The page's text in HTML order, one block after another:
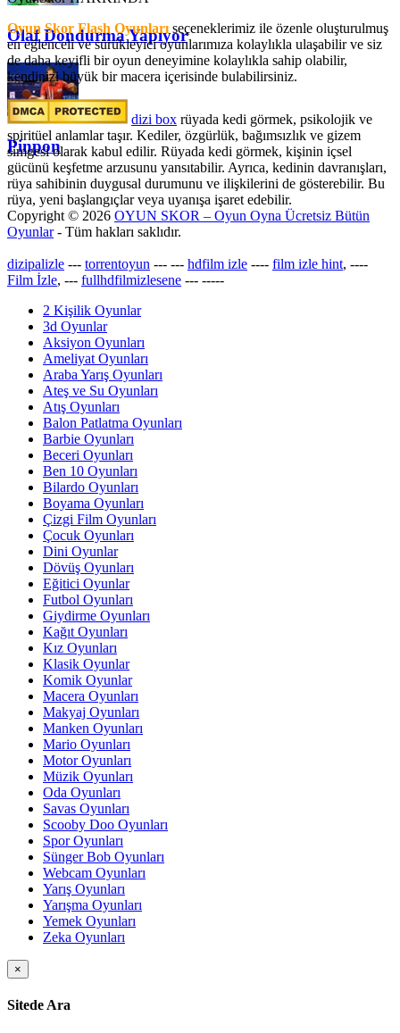
Olaf Dondurma Yapıyor
Pinpon
Oyun Skor Flash Oyunları seçeneklerimiz ile özenle oluşturulmuş
en eğlenceli ve sürükleyici oyunlarımıza kolaylıkla ulaşabilir ve siz
de daha keyifli bir oyun deneyimine kolaylıkla sahip olabilir,
kendinizi büyük bir macera içerisinde bulabilirsiniz.
dizi box rüyada kedi görmek​, psikolojik ve
spiritüel anlamlar taşır. Kediler, özgürlük, bağımsızlık ve gizem
simgesi olarak kabul edilir. Rüyada kedi görmek, kişinin içsel
gücünü keşfetme arzusunu yansıtabilir. Ayrıca, kedinin davranışları,
rüya sahibinin duygusal durumunu ve ilişkilerini de gösterebilir. Bu
rüya, yeni başlangıçlar veya uyanışa işaret edebilir.
Copyright © 2026 OYUN SKOR – Oyun Oyna Ücretsiz Bütün
Oyunlar- Tüm hakları saklıdır.
dizipalizle --- torrentoyun --- --- hdfilm izle ---- film izle hint, ----
Film İzle, --- fullhdfilmizlesene --- -----
2 Kişilik Oyunlar
3d Oyunlar
Aksiyon Oyunları
Ameliyat Oyunları
Araba Yarış Oyunları
Ateş ve Su Oyunları
Atış Oyunları
Balon Patlatma Oyunları
Barbie Oyunları
Beceri Oyunları
Ben 10 Oyunları
Bilardo Oyunları
Boyama Oyunları
Çizgi Film Oyunları
Çocuk Oyunları
Dini Oyunlar
Dövüş Oyunları
Eğitici Oyunlar
Futbol Oyunları
Giydirme Oyunları
Kağıt Oyunları
Kız Oyunları
Klasik Oyunlar
Komik Oyunlar
Macera Oyunları
Makyaj Oyunları
Manken Oyunları
Mario Oyunları
Motor Oyunları
Müzik Oyunları
Oda Oyunları
Savas Oyunları
Scooby Doo Oyunları
Spor Oyunları
Sünger Bob Oyunları
Webcam Oyunları
Yarış Oyunları
Yarışma Oyunları
Yemek Oyunları
Zeka Oyunları
×
Sitede Ara